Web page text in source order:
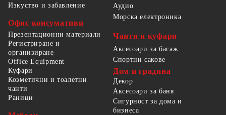
Изкуство и забавление
Офис консумативи
Презентационни материали
Регистриране и
организиране
Office Equipment
Аудио
Морска електроника
Чанти и куфари
Аксесоари за багаж
Спортни сакове
Куфари
Козметични и тоалетни
чанти
Раници
Дом и градина
Декор
Аксесоари за баня
Сигурност за дома и
бизнеса